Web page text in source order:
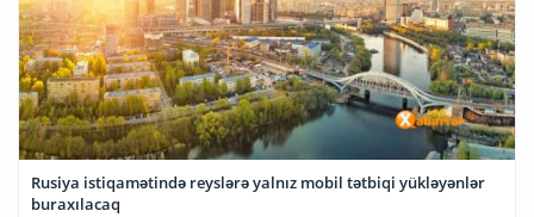
Rusiya istiqamətində reyslərə yalnız mobil tətbiqi yükləyənlər
buraxılacaq